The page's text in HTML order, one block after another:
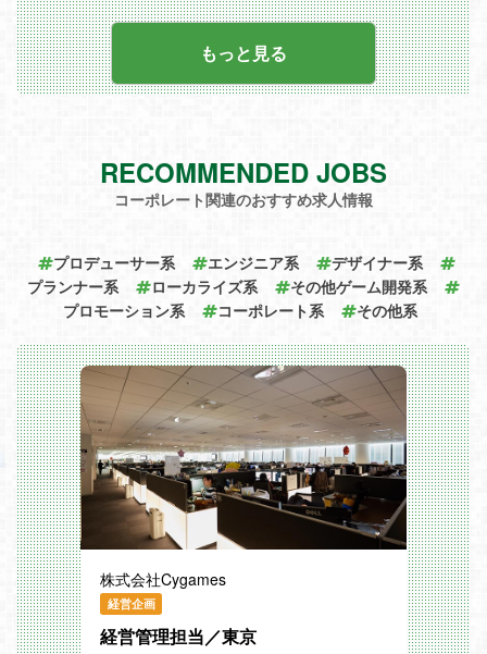
ーの技術支援や育成、チームマネジメント
にも携わっていただきたいと考えていま
す。
「ポジションの魅力」
・開発者同士がフォローし合える環境
チーム内で開発者同士が支え合い、学び合
・明確なキャリアパス
リードエンジニアを経て、マネージャー、
部長レイヤーなどへのキャリアアップが見
身のキャリアを主体的に設計できます。
「仕事のやりがい」
・人気タイトルに関わり、ゲーム業界の拡
大に貢献できる
GAMESプラットフォームを通じて、多く
のユーザーに愛される人気タイトルに関わ
ることができます。ゲーム業界の成長と拡
大に直接貢献し、自分が開発したシステム
が多くのプレイヤーに届く喜びを実感でき
ます。エンジニアとして、ゲーム業界の未
来を共に創っていく一員になれます。
・幅広い技術領域への挑戦
フロントエンドからバックエンドまで、幅
広い技術領域を経験できるため、エンジニ
アとしての視野を広げることができます。
GAMESプラットフォームという大規模な
システムを通じて、技術的な深さと広さの
両方を追求できます。
・技術的負債への積極的な取り組み
既存システムの改善や技術的負債の解消に
積極的に取り組むことができ、長期的な視
点でシステムの品質向上に貢献できます。
リファクタリングやアーキテクチャ改善な
「DMM GAMESストア」というスマート
フォン向けアプリを中心とするプロダクト
の開発を担当しています。
「業務内容」
Androidチームのテックリードとして、GA
・プラットフォーム施策に伴う機能及びキ
ャンペーンの新規開発や改善
- 新機能含め提案、仕様検討から関わるこ
リード
・パフォーマンスチューニングやバグ対応
・各種業務効率化に向けたツール開発
・お客様からのお問い合わせについての調
・Developer向けライブラリの開発支援
・新サービスに向けた技術検証、PoCなど
「ポジションの魅力」
機能及びキャンペーンの新規開発や改善を
通して、
国内最大級のスマートフォン向けゲームプ
ラットフォーム事業のコア部分に
携わっていただくことのできるポジション
です。
先進的な技術キャッチアップやその導入の
提案に向けた計画と実行、エンジニアメン
バーの成長支援や
事業計画に基づく段階的なシステムのビジ
ョン形成など、技術的なリーダーシップを
発揮しつつ、
ビジネスサイドと連携してプロダクト開発
をリードすることができます！
「仕事のやりがい」
もっと見る
RECOMMENDED JOBS
コーポレート関連のおすすめ求人情報
プロデューサー系 エンジニア系
デザイナー系
プランナー系
ローカライズ系
その他ゲーム開発系
プロモーション系
コーポレート系 その他系
株式会社Cygames
経営企画
経営管理担当／東京